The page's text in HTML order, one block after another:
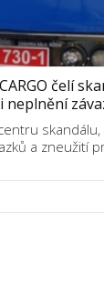
čelí
a zneužití